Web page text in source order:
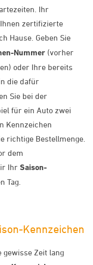
Ihr
zertifizierte
Hause. Geben Sie
Nummer (vorher
oder Ihre bereits
die dafür
Sie bei der
für ein Auto zwei
Kennzeichen
richtige Bestellmenge.
dem
Ihr Saison-
Tag.
Kennzeichen
gewisse Zeit lang